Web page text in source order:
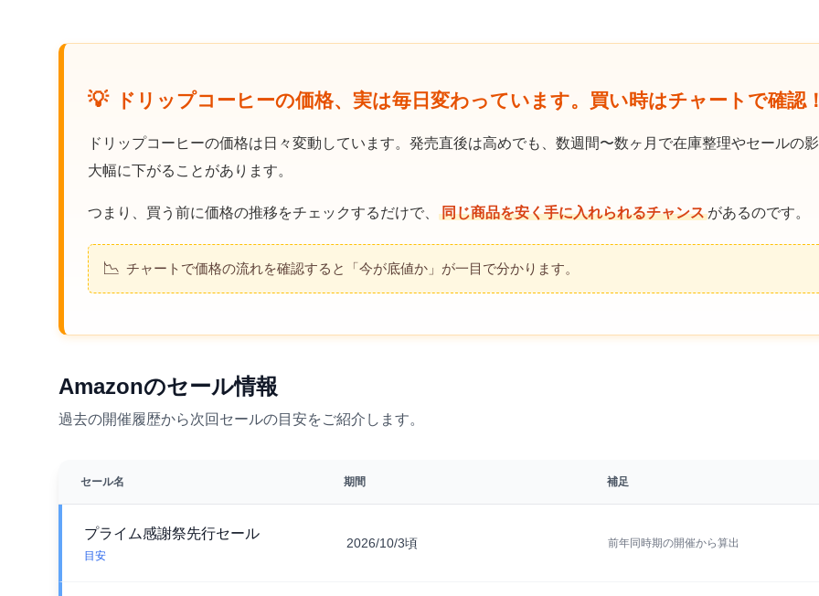
💡 ドリップコーヒーの価格、実は毎日変わっています。買い時はチャートで確認
ドリップコーヒーの価格は日々変動しています。発売直後は高めでも、数週間〜数ヶ月で在庫整理やセールの
大幅に下がることがあります。
つまり、買う前に価格の推移をチェックするだけで、 同じ商品を安く手に入れられるチャンスがあるのです。
📉 チャートで価格の流れを確認すると「今が底値か」が一目で分かります。
Amazonのセール情報
過去の開催履歴から次回セールの目安をご紹介します。
セール名 期間 補足
プライム感謝祭先行セール
目安
2026/10/3頃 前年同時期の開催から算出